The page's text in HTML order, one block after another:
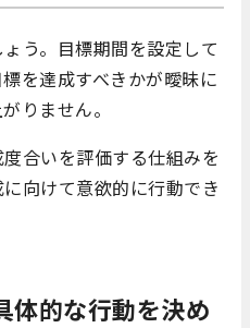
う。目標期間を設定して
を達成すべきかが曖昧に
りません。
合いを評価する仕組みを
向けて意欲的に行動でき
体的な行動を決め